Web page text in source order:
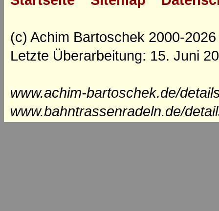
(c) Achim Bartoschek 2000-2026
Letzte Überarbeitung: 15. Juni
www.achim-bartoschek.de/
www.bahntrassenradeln.de/